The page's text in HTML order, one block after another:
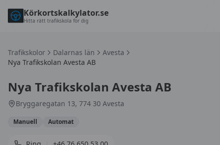
Körkortskalkylator.se
Hitta rätt trafikskola för dig
Trafikskolor Dalarnas län
Avesta
Nya Trafikskolan Avesta AB
Nya Trafikskolan Avesta AB
Bryggaregatan 13, 774 30 Avesta
Manuell Automat